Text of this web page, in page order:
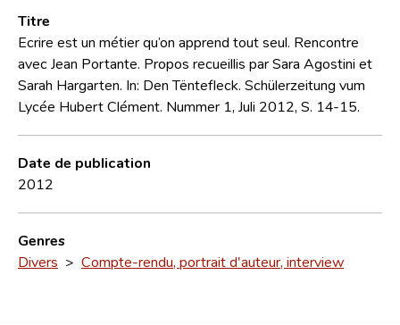
Titre
Ecrire est un métier qu’on apprend tout seul. Rencontre
avec Jean Portante. Propos recueillis par Sara Agostini et
Sarah Hargarten. In: Den Tëntefleck. Schülerzeitung vum
Lycée Hubert Clément. Nummer 1, Juli 2012, S. 14-15.
Date de publication
2012
Genres
Divers > Compte-rendu, portrait d'auteur, interview